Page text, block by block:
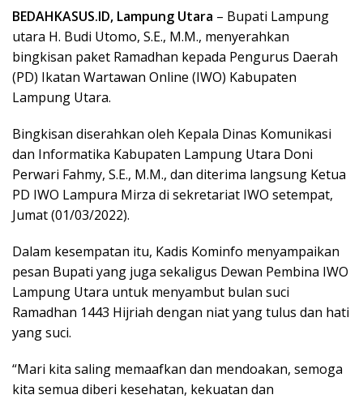
BEDAHKASUS.ID, Lampung Utara – Bupati Lampung
utara H. Budi Utomo, S.E., M.M., menyerahkan
bingkisan paket Ramadhan kepada Pengurus Daerah
(PD) Ikatan Wartawan Online (IWO) Kabupaten
Lampung Utara.
Bingkisan diserahkan oleh Kepala Dinas Komunikasi
dan Informatika Kabupaten Lampung Utara Doni
Perwari Fahmy, S.E., M.M., dan diterima langsung Ketua
PD IWO Lampura Mirza di sekretariat IWO setempat,
Jumat (01/03/2022).
Dalam kesempatan itu, Kadis Kominfo menyampaikan
pesan Bupati yang juga sekaligus Dewan Pembina IWO
Lampung Utara untuk menyambut bulan suci
Ramadhan 1443 Hijriah dengan niat yang tulus dan hati
yang suci.
“Mari kita saling memaafkan dan mendoakan, semoga
kita semua diberi kesehatan, kekuatan dan